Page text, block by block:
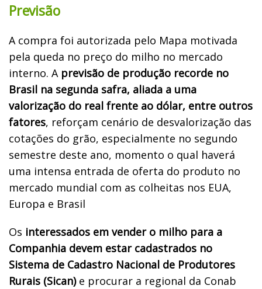
Previsão
A compra foi autorizada pelo Mapa motivada
pela queda no preço do milho no mercado
interno. A previsão de produção recorde no
Brasil na segunda safra, aliada a uma
valorização do real frente ao dólar, entre outros
fatores, reforçam cenário de desvalorização das
cotações do grão, especialmente no segundo
semestre deste ano, momento o qual haverá
uma intensa entrada de oferta do produto no
mercado mundial com as colheitas nos EUA,
Europa e Brasil
Os interessados em vender o milho para a
Companhia devem estar cadastrados no
Sistema de Cadastro Nacional de Produtores
Rurais (Sican)e procurar a regional da Conab